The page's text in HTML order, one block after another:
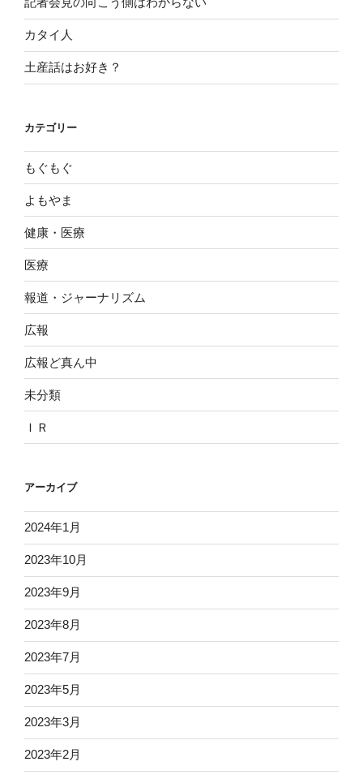
カタイ人
土産話はお好き？
カテゴリー
もぐもぐ
よもやま
健康・医療
医療
報道・ジャーナリズム
広報
広報ど真ん中
未分類
ＩＲ
アーカイブ
2024年1月
2023年10月
2023年9月
2023年8月
2023年7月
2023年5月
2023年3月
2023年2月